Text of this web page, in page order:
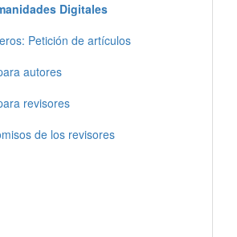
Digitales
Petición de artículos
autores
revisores
de los revisores